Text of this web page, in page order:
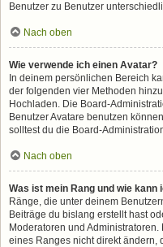
Benutzer zu Benutzer
Nach oben
Wie verwende ich einen Avatar?
In deinem persönlichen Bereich
der folgenden vier Methoden
Hochladen. Die Board-
Benutzer Avatare benutzen
solltest du die Board-
Nach oben
Was ist mein Rang und wie kann
Ränge, die unter deinem
Beiträge du bislang erstellt hast
Moderatoren und
eines Ranges nicht direkt ändern,